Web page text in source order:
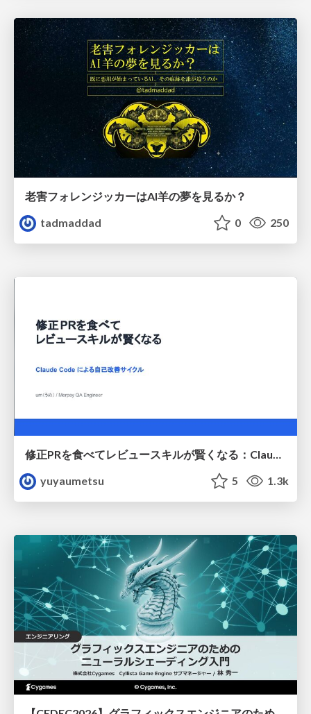
老害フォレンジッカーはAI羊の夢を見るか？
tadmaddad
0 250
修正PRを食べてレビュースキルが賢くなる：Claude Codeによる自己改善サイクル
yuyaumetsu
5 1.3k